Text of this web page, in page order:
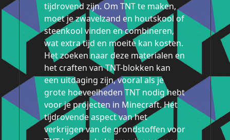
tijdrovend zijn. Om TNT te maken,
moet je zwavelzand en houtskool of
steenkool vinden en combineren,
wat extra tijd en moeite kan kosten.
Het zoeken naar deze materialen en
het craften van TNT-blokken kan
een uitdaging zijn, vooral als je
grote hoeveelheden TNT nodig hebt
voor je projecten in Minecraft. Het
tijdrovende aspect van het
verkrijgen van de grondstoffen voor